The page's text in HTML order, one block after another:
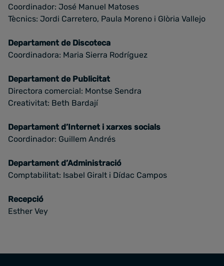
Coordinador: José Manuel Matoses
Tècnics: Jordi Carretero, Paula Moreno i Glòria Vallejo
Departament de Discoteca
Coordinadora: Maria Sierra Rodríguez
Departament de Publicitat
Directora comercial: Montse Sendra
Creativitat: Beth Bardají
Departament d’Internet i xarxes socials
Coordinador: Guillem Andrés
Departament d’Administració
Comptabilitat: Isabel Giralt i Dídac Campos
Recepció
Esther Vey